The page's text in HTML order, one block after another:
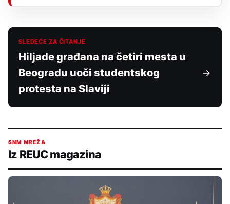
SLEDEĆE ZA ČITANJE
Hiljade građana na četiri mesta u
Beogradu uoči studentskog
protesta na Slaviji
SNM MREŽA
Iz REUC magazina